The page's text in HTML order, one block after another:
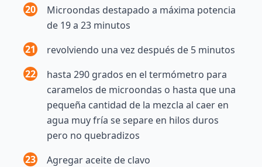
20
Microondas destapado a máxima potencia
de 19 a 23 minutos
21
revolviendo una vez después de 5 minutos
22
hasta 290 grados en el termómetro para
caramelos de microondas o hasta que una
pequeña cantidad de la mezcla al caer en
agua muy fría se separe en hilos duros
pero no quebradizos
23
Agregar aceite de clavo